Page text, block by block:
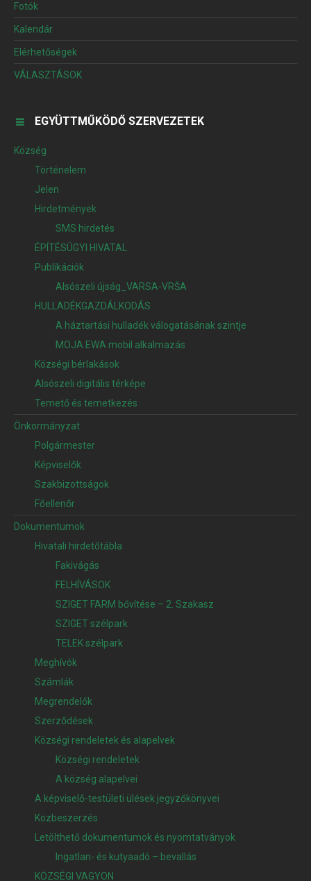
Fotók
Kalendár
Elérhetőségek
VÁLASZTÁSOK
EGYÜTTMŰKÖDŐ SZERVEZETEK
Község
Történelem
Jelen
Hirdetmények
SMS hirdetés
ÉPÍTÉSÜGYI HIVATAL
Publikációk
Alsószeli újság_VARSA-VRŠA
HULLADÉKGAZDÁLKODÁS
A háztartási hulladék válogatásának szintje
MOJA EWA mobil alkalmazás
Községi bérlakások
Alsószeli digitális térképe
Temető és temetkezés
Önkormányzat
Polgármester
Képviselők
Szakbizottságok
Főellenőr
Dokumentumok
Hivatali hirdetőtábla
Fakivágás
FELHÍVÁSOK
SZIGET FARM bővítése – 2. Szakasz
SZIGET szélpark
TELEK szélpark
Meghívók
Számlák
Megrendelők
Szerződések
Községi rendeletek és alapelvek
Községi rendeletek
A község alapelvei
A képviselő-testületi ülések jegyzőkönyvei
Közbeszerzés
Letölthető dokumentumok és nyomtatványok
Ingatlan- és kutyaadó – bevallás
KÖZSÉGI VAGYON